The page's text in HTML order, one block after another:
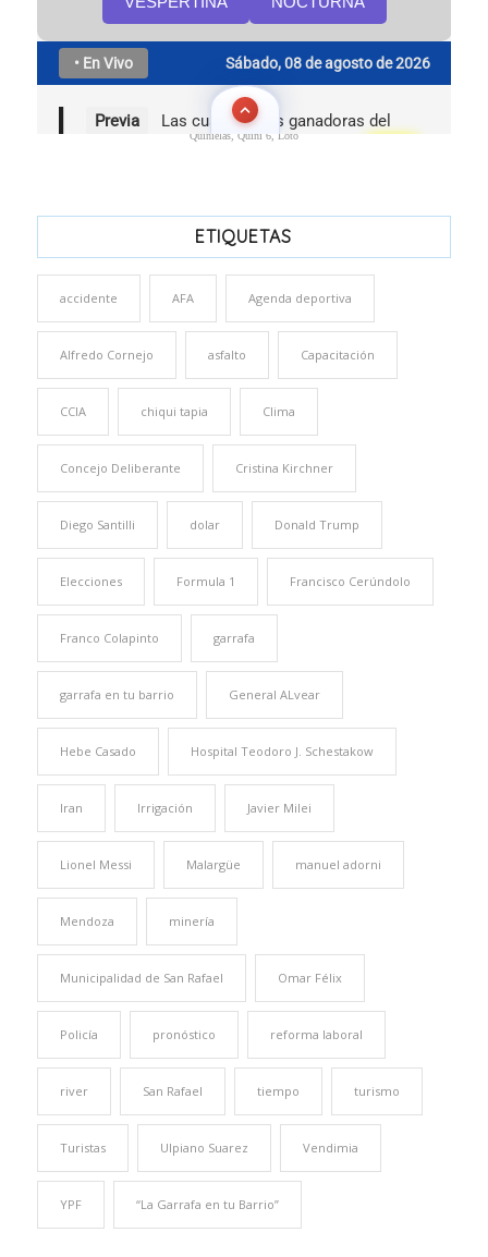
Quinielas, Quini 6, Loto
ETIQUETAS
accidente AFA Agenda deportiva
Alfredo Cornejo asfalto Capacitación
CCIA chiqui tapia Clima
Concejo Deliberante Cristina Kirchner
Diego Santilli dolar Donald Trump
Elecciones Formula 1 Francisco Cerúndolo
Franco Colapinto garrafa
garrafa en tu barrio General ALvear
Hebe Casado Hospital Teodoro J. Schestakow
Iran Irrigación Javier Milei
Lionel Messi Malargüe manuel adorni
Mendoza minería
Municipalidad de San Rafael Omar Félix
Policía pronóstico reforma laboral
river San Rafael tiempo turismo
Turistas Ulpiano Suarez Vendimia
YPF “La Garrafa en tu Barrio”